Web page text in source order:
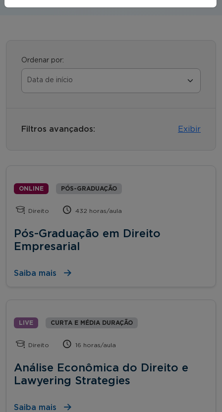
Ordenar por:
Filtros avançados: Exibir
ONLINE PÓS-GRADUAÇÃO
Direito 432 horas/aula
Pós-Graduação em Direito
Empresarial
Saiba mais
LIVE CURTA E MÉDIA DURAÇÃO
Direito 16 horas/aula
Análise Econômica do Direito e
Lawyering Strategies
Saiba mais